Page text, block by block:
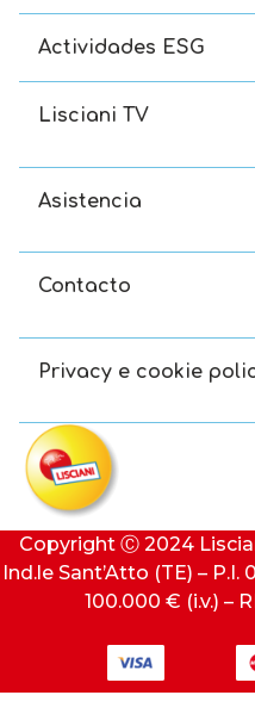
Actividades ESG
Lisciani TV
Asistencia
Contacto
Privacy e cookie
Copyright Ⓒ 2024
Ind.le Sant’Atto (TE) –
100.000 € (i.v.) –